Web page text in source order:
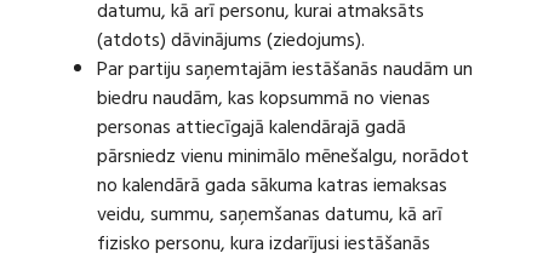
datumu, kā arī personu, kurai atmaksāts
(atdots) dāvinājums (ziedojums).
Par partiju saņemtajām iestāšanās naudām un
biedru naudām, kas kopsummā no vienas
personas attiecīgajā kalendārajā gadā
pārsniedz vienu minimālo mēnešalgu, norādot
no kalendārā gada sākuma katras iemaksas
veidu, summu, saņemšanas datumu, kā arī
fizisko personu, kura izdarījusi iestāšanās